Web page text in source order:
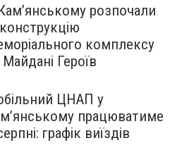
розпочали
комплексу
Майдані Героїв
ЦНАП у
працюватиме
графік виїздів